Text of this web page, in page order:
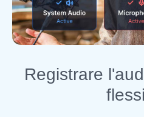
Registrare